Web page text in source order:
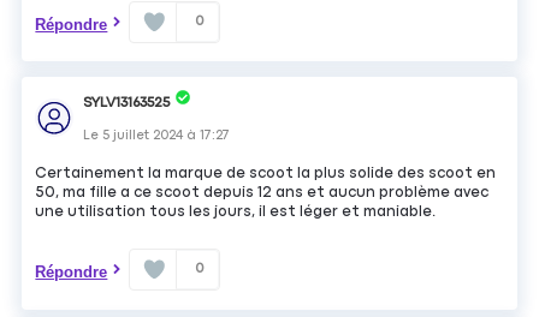
Répondre 0
SYLV13163525
Le 5 juillet 2024 à17:27
Certainement la marque de scoot la plus solide des scoot en
50, ma fille a ce scoot depuis 12 ans et aucun problème avec
une utilisation tous les jours, il est léger et maniable.
Répondre 0